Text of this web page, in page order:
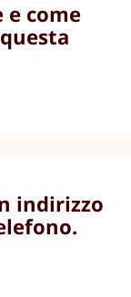
e come
indirizzo